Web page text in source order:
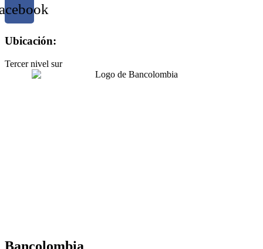
Ubicación:
Tercer nivel sur